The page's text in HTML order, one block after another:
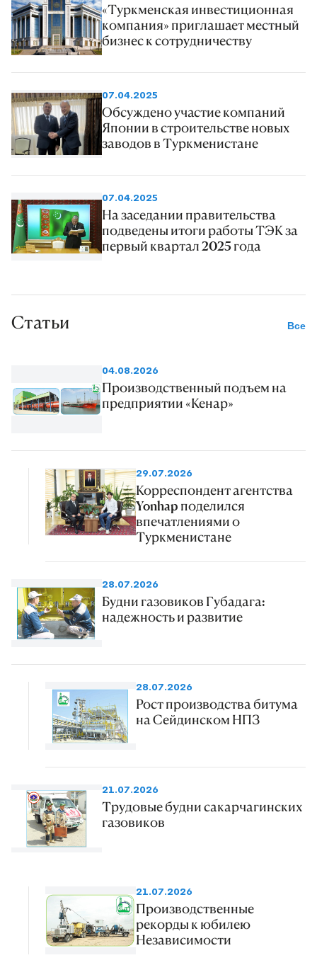
«Туркменская инвестиционная
компания» приглашает местный
бизнес к сотрудничеству
07.04.2025
Обсуждено участие компаний
Японии в строительстве новых
заводов в Туркменистане
07.04.2025
На заседании правительства
подведены итоги работы ТЭК за
первый квартал 2025 года
Статьи Все
04.08.2026
Производственный подъем на
предприятии «Кенар»
29.07.2026
Корреспондент агентства
Yonhap поделился
впечатлениями о
Туркменистане
28.07.2026
Будни газовиков Губадага:
надежность и развитие
28.07.2026
Рост производства битума
на Сейдинском НПЗ
21.07.2026
Трудовые будни сакарчагинских
газовиков
21.07.2026
Производственные
рекорды к юбилею
Независимости